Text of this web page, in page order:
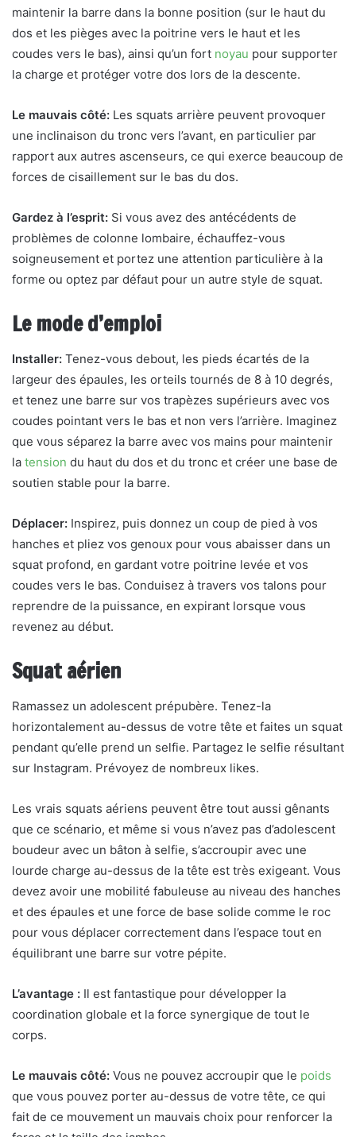
maintenir la barre dans la bonne position (sur le haut du
dos et les pièges avec la poitrine vers le haut et les
coudes vers le bas), ainsi qu’un fort noyau pour supporter
la charge et protéger votre dos lors de la descente.
Le mauvais côté: Les squats arrière peuvent provoquer
une inclinaison du tronc vers l’avant, en particulier par
rapport aux autres ascenseurs, ce qui exerce beaucoup de
forces de cisaillement sur le bas du dos.
Gardez à l’esprit: Si vous avez des antécédents de
problèmes de colonne lombaire, échauffez-vous
soigneusement et portez une attention particulière à la
forme ou optez par défaut pour un autre style de squat.
Le mode d’emploi
Installer: Tenez-vous debout, les pieds écartés de la
largeur des épaules, les orteils tournés de 8 à 10 degrés,
et tenez une barre sur vos trapèzes supérieurs avec vos
coudes pointant vers le bas et non vers l’arrière. Imaginez
que vous séparez la barre avec vos mains pour maintenir
la tension du haut du dos et du tronc et créer une base de
soutien stable pour la barre.
Déplacer: Inspirez, puis donnez un coup de pied à vos
hanches et pliez vos genoux pour vous abaisser dans un
squat profond, en gardant votre poitrine levée et vos
coudes vers le bas. Conduisez à travers vos talons pour
reprendre de la puissance, en expirant lorsque vous
revenez au début.
Squat aérien
Ramassez un adolescent prépubère. Tenez-la
horizontalement au-dessus de votre tête et faites un squat
pendant qu’elle prend un selfie. Partagez le selfie résultant
sur Instagram. Prévoyez de nombreux likes.
Les vrais squats aériens peuvent être tout aussi gênants
que ce scénario, et même si vous n’avez pas d’adolescent
boudeur avec un bâton à selfie, s’accroupir avec une
lourde charge au-dessus de la tête est très exigeant. Vous
devez avoir une mobilité fabuleuse au niveau des hanches
et des épaules et une force de base solide comme le roc
pour vous déplacer correctement dans l’espace tout en
équilibrant une barre sur votre pépite.
L’avantage : Il est fantastique pour développer la
coordination globale et la force synergique de tout le
corps.
Le mauvais côté: Vous ne pouvez accroupir que le poids
que vous pouvez porter au-dessus de votre tête, ce qui
fait de ce mouvement un mauvais choix pour renforcer la